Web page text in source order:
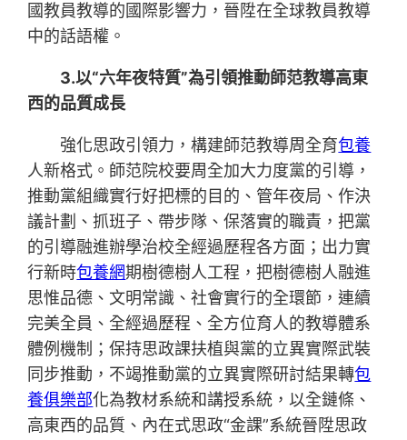
國教員教導的國際影響力，晉陞在全球教員教導
中的話語權。
3.以“六年夜特質”為引領推動師范教導高東
西的品質成長
強化思政引領力，構建師范教導周全育包養
人新格式。師范院校要周全加大力度黨的引導，
推動黨組織實行好把標的目的、管年夜局、作決
議計劃、抓班子、帶步隊、保落實的職責，把黨
的引導融進辦學治校全經過歷程各方面；出力實
行新時包養網期樹德樹人工程，把樹德樹人融進
思惟品德、文明常識、社會實行的全環節，連續
完美全員、全經過歷程、全方位育人的教導體系
體例機制；保持思政課扶植與黨的立異實際武裝
同步推動，不竭推動黨的立異實際研討結果轉包
養俱樂部化為教材系統和講授系統，以全鏈條、
高東西的品質、內在式思政“金課”系統晉陞思政